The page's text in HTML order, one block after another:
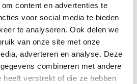
content en advertenties te
voor social media te bieden
te analyseren. Ook delen we
van onze site met onze
adverteren en analyse. Deze
combineren met andere
heeft verstrekt of die ze hebben